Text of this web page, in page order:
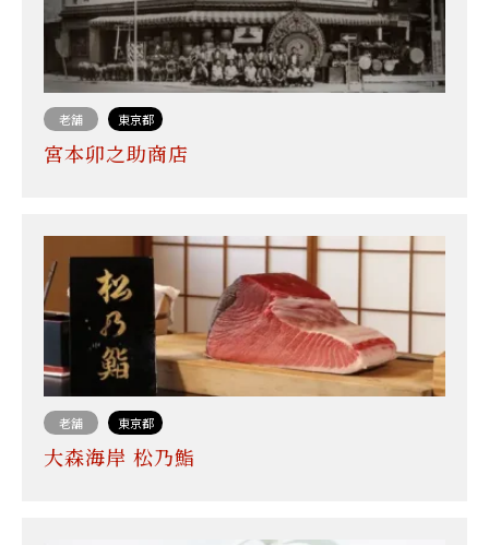
老舗 東京都
宮本卯之助商店
老舗 東京都
大森海岸 松乃鮨